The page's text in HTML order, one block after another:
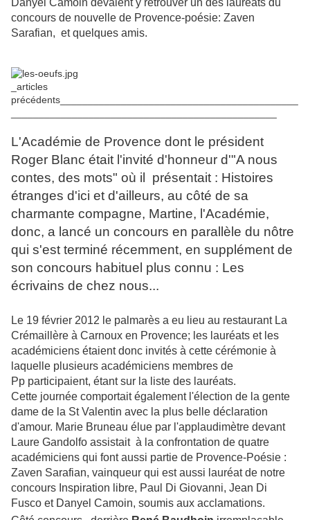
Danyel Camoin devaient y retrouver un des lauréats du
concours de nouvelle de Provence-poésie: Zaven
Sarafian, et quelques amis.
_articles
précédents___________________________________________
L'Académie de Provence dont le président
Roger Blanc était l'invité d'honneur d'"A nous
contes, des mots" où il présentait : Histoires
étranges d'ici et d'ailleurs, au côté de sa
charmante compagne, Martine, l'Académie,
donc, a lancé un concours en parallèle du nôtre
qui s'est terminé récemment, en supplément de
son concours habituel plus connu : Les
écrivains de chez nous...
Le 19 février 2012 le palmarès a eu lieu au restaurant La
Crémaillère à Carnoux en Provence; les lauréats et les
académiciens étaient donc invités à cette cérémonie à
laquelle plusieurs académiciens membres de
Pp participaient, étant sur la liste des lauréats.
Cette journée comportait également l'élection de la gente
dame de la St Valentin avec la plus belle déclaration
d'amour. Marie Bruneau élue par l'applaudimètre devant
Laure Gandolfo assistait à la confrontation de quatre
académiciens qui font aussi partie de Provence-Poésie :
Zaven Sarafian, vainqueur qui est aussi lauréat de notre
concours Inspiration libre, Paul Di Giovanni, Jean Di
Fusco et Danyel Camoin, soumis aux acclamations.